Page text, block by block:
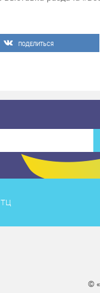
Aква-party
могут быть
следите за афишей в
ПОДЕЛИТЬСЯ
©